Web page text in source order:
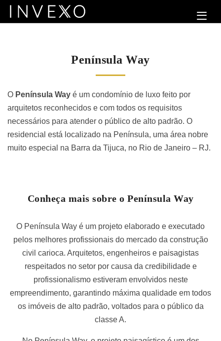
Península Way
O Península Way é um condomínio de luxo feito por
arquitetos reconhecidos e com todos os requisitos
necessários para atender o público de alto padrão. O
residencial está localizado na Península, uma área nobre
muito especial na Barra da Tijuca, no Rio de Janeiro – RJ.
Conheça mais sobre o Península Way
O Península Way é um projeto elaborado e executado
pelos melhores profissionais do mercado da construção
civil carioca. Arquitetos, engenheiros e paisagistas
respeitados no setor por causa da credibilidade e
profissionalismo estiveram envolvidos neste
empreendimento, garantindo máxima qualidade em todos
os imóveis de alto padrão, voltados para o público da
classe A.